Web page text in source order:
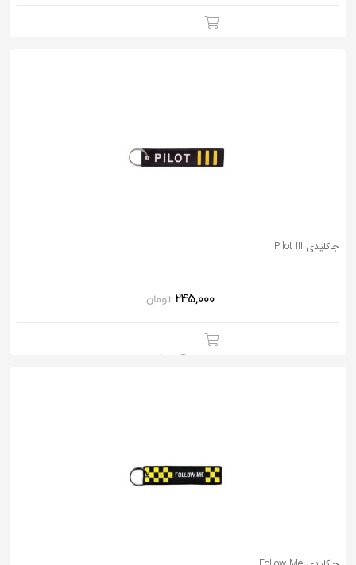
جاکلیدی Pilot III
تومان 245,000